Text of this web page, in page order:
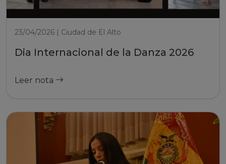
23/04/2026 | Ciudad de El Alto
Dia Internacional de la Danza 2026
Leer nota